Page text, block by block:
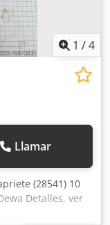
1 /4
Llamar
(28541) 10
Detalles, ver